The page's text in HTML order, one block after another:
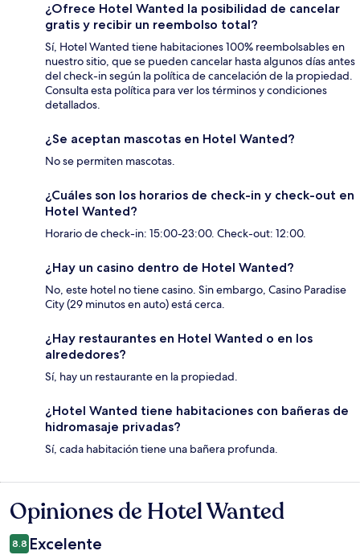
¿Ofrece Hotel Wanted la posibilidad de cancelar
gratis y recibir un reembolso total?
Sí, Hotel Wanted tiene habitaciones 100% reembolsables en
nuestro sitio, que se pueden cancelar hasta algunos días antes
del check-in según la política de cancelación de la propiedad.
Consulta esta política para ver los términos y condiciones
detallados.
¿Se aceptan mascotas en Hotel Wanted?
No se permiten mascotas.
¿Cuáles son los horarios de check-in y check-out en
Hotel Wanted?
Horario de check-in: 15:00-23:00. Check-out: 12:00.
¿Hay un casino dentro de Hotel Wanted?
No, este hotel no tiene casino. Sin embargo, Casino Paradise
City (29 minutos en auto) está cerca.
¿Hay restaurantes en Hotel Wanted o en los
alrededores?
Sí, hay un restaurante en la propiedad.
¿Hotel Wanted tiene habitaciones con bañeras de
hidromasaje privadas?
Sí, cada habitación tiene una bañera profunda.
Opiniones
Opiniones de Hotel Wanted
8.8 Excelente